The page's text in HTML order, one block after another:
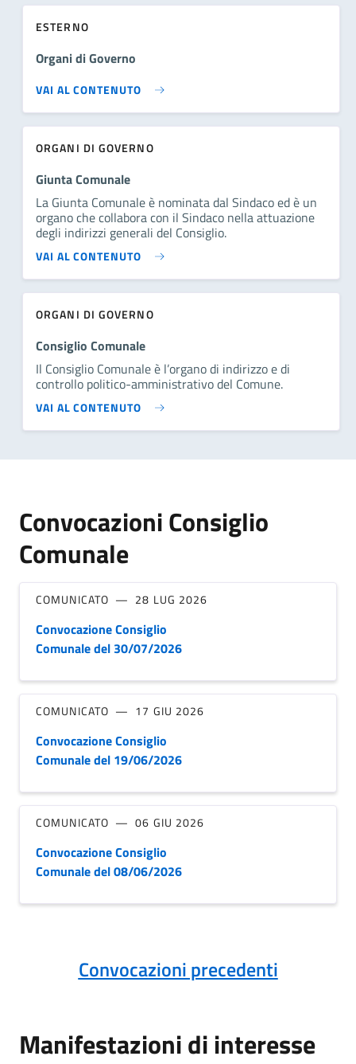
ESTERNO
Organi di Governo
VAI AL CONTENUTO
ORGANI DI GOVERNO
Giunta Comunale
La Giunta Comunale è nominata dal Sindaco ed è un
organo che collabora con il Sindaco nella attuazione
degli indirizzi generali del Consiglio.
VAI AL CONTENUTO
ORGANI DI GOVERNO
Consiglio Comunale
Il Consiglio Comunale è l’organo di indirizzo e di
controllo politico-amministrativo del Comune.
VAI AL CONTENUTO
Convocazioni Consiglio
Comunale
COMUNICATO 28 LUG 2026
Convocazione Consiglio
Comunale del 30/07/2026
COMUNICATO 17 GIU 2026
Convocazione Consiglio
Comunale del 19/06/2026
COMUNICATO 06 GIU 2026
Convocazione Consiglio
Comunale del 08/06/2026
Convocazioni precedenti
Manifestazioni di interesse